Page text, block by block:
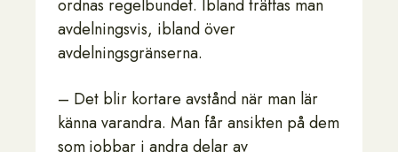
ordnas regelbundet. Ibland träffas man
avdelningsvis, ibland över
avdelningsgränserna.
– Det blir kortare avstånd när man lär
känna varandra. Man får ansikten på dem
som jobbar i andra delar av